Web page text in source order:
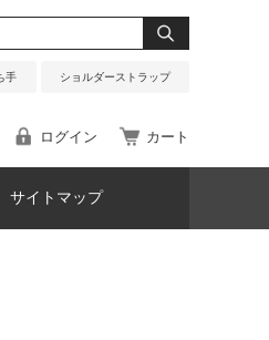
手 ショルダーストラップ
ログイン カート
サイトマップ